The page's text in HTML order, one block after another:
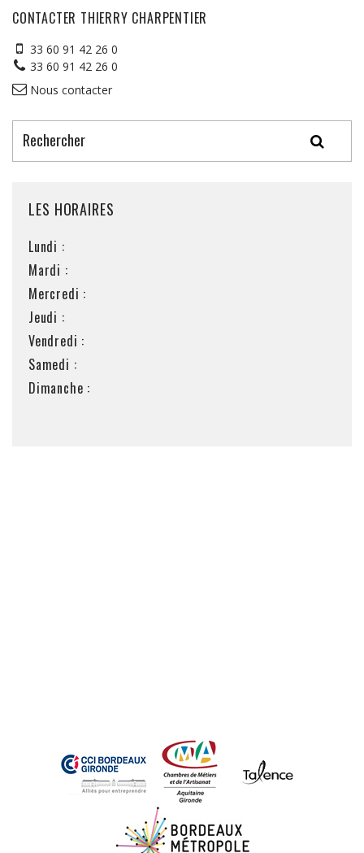
CONTACTER THIERRY CHARPENTIER
33 60 91 42 26 0
33 60 91 42 26 0
Nous contacter
LES HORAIRES
Lundi :
Mardi :
Mercredi :
Jeudi :
Vendredi :
Samedi :
Dimanche :